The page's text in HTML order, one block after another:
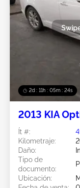
2d : 11h : 05m : 21s
2013 KIA
Ít #:
Kilometraje:
Daño:
Tipo de
documento:
Ubicación: